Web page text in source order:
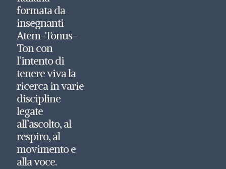
formata da
insegnanti
Atem-Tonus-
Ton con
l’intento di
tenere viva la
ricerca in varie
discipline
legate
all’ascolto, al
respiro, al
movimento e
alla voce.